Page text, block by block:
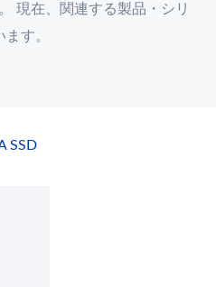
現在、関連する製品・シリ
す。
SSD